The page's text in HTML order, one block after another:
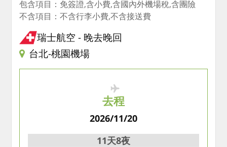
包含項目：免簽證,含小費,含國內外機場稅,含團險
不含項目：不含行李小費,不含接送費
瑞士航空
晚去晚回
台北-桃園機場
去程
2026/11/20
11天8夜